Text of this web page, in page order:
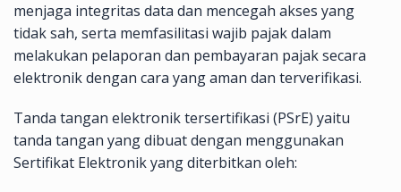
menjaga integritas data dan mencegah akses yang
tidak sah, serta memfasilitasi wajib pajak dalam
melakukan pelaporan dan pembayaran pajak secara
elektronik dengan cara yang aman dan terverifikasi.
Tanda tangan elektronik tersertifikasi (PSrE) yaitu
tanda tangan yang dibuat dengan menggunakan
Sertifikat Elektronik yang diterbitkan oleh: